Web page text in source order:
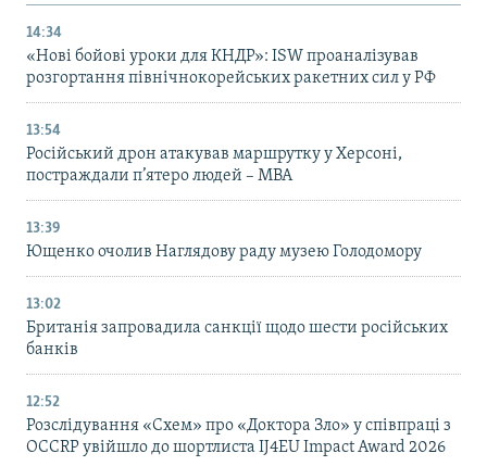
14:34
«Нові бойові уроки для КНДР»: ISW проаналізував
розгортання північнокорейських ракетних сил у РФ
13:54
Російський дрон атакував маршрутку у Херсоні,
постраждали п’ятеро людей – МВА
13:39
Ющенко очолив Наглядову раду музею Голодомору
13:02
Британія запровадила санкції щодо шести російських
банків
12:52
Розслідування «Схем» про «Доктора Зло» у співпраці з
OCCRP увійшло до шортлиста IJ4EU Impact Award 2026